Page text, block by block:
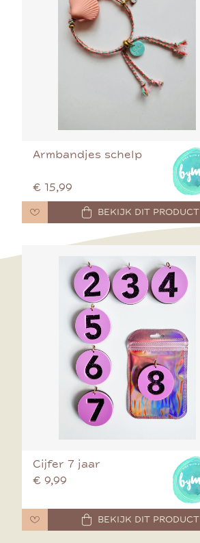
Armbandjes schelp
€ 15,99
BEKIJK DIT PRODUCT
Cijfer 7 jaar
€ 9,99
BEKIJK DIT PRODUCT